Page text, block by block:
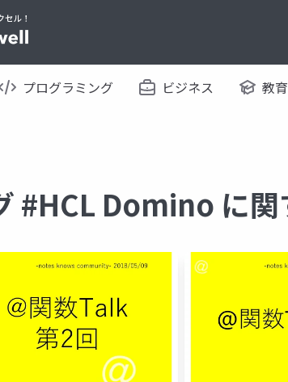
プログラミング ビジネス 教育
#HCL Domino に関